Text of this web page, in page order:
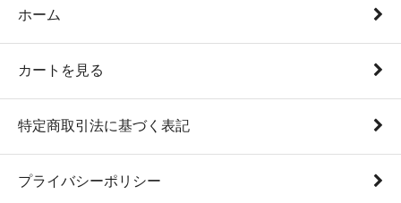
ホーム
カートを見る
特定商取引法に基づく表記
プライバシーポリシー